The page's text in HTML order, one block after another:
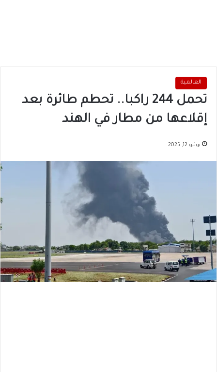
العالمية
تحمل 244 راكبا.. تحطم طائرة بعد
إقلاعها من مطار في الهند
يونيو 12, 2025